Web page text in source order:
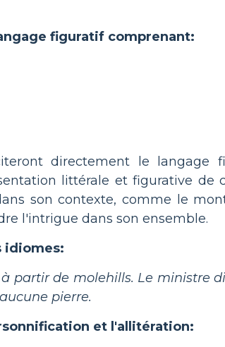
figuratif comprenant:
directement le
littérale et figurative de
son contexte, comme le
l'intrigue dans son ensemble.
idiomes:
partir de molehills. Le ministre
pierre.
et l'allitération: